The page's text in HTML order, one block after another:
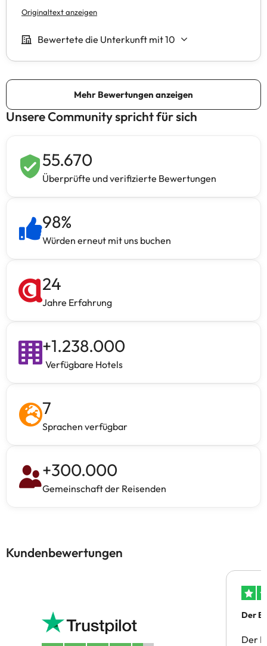
Unsere Community spricht für sich
55.670
Überprüfte und verifizierte Bewertungen
98%
Würden erneut mit uns buchen
24
Jahre Erfahrung
+1.238.000
Verfügbare Hotels
7
Sprachen verfügbar
+300.000
Gemeinschaft der Reisenden
Kundenbewertungen
Der
Der